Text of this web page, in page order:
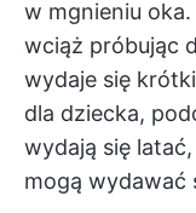
w mgnieniu
wciąż próbując
wydaje się
dla dziecka,
wydają się
mogą wydawać